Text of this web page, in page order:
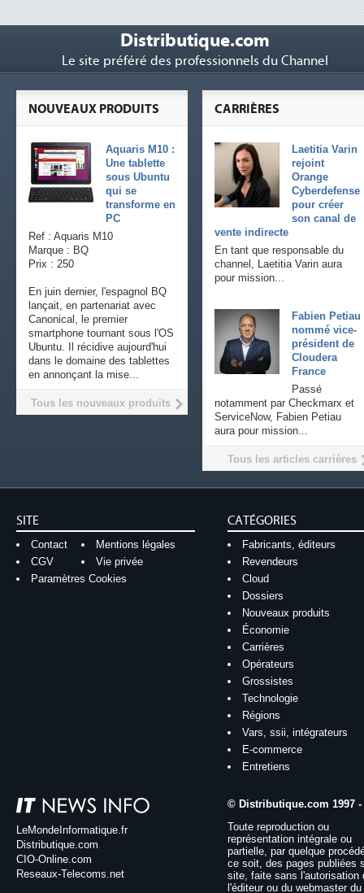
Distributique.com
Le site préféré des professionnels du Channel
CARRIÈRES
Laetitia Varin
rejoint
Orange
Cyberdefense
pour créer
son canal de
vente indirecte
En tant que responsable du
channel, Laetitia Varin aura
pour mission...
Fabien Petiau
nommé vice-
président de
Cloudera
France
Passé
notamment par Checkmarx et
ServiceNow, Fabien Petiau
aura pour mission...
Tous les articles carrières
NOUVEAUX PRODUITS
Aquaris M10 :
Une tablette
sous Ubuntu
qui se
transforme en
PC
Ref : Aquaris M10
Marque : BQ
Prix : 250
En juin dernier, l'espagnol BQ
lançait, en partenariat avec
Canonical, le premier
smartphone tournant sous l'OS
Ubuntu. Il récidive aujourd'hui
dans le domaine des tablettes
en annonçant la mise...
Tous les nouveaux produits
SITE
Contact
Mentions légales
CGV
Vie privée
Paramètres Cookies
CATÉGORIES
Fabricants, éditeurs
Revendeurs
Cloud
Dossiers
Nouveaux produits
Économie
Carrières
Opérateurs
Grossistes
Technologie
Régions
Vars, ssii, intégrateurs
E-commerce
Entretiens
LeMondeInformatique.fr
Distributique.com
CIO-Online.com
Reseaux-Telecoms.net
© Distributique.com 1997 -
Toute reproduction ou
représentation intégrale ou
partielle, par quelque
ce soit, des pages publiées
site, faite sans l'autorisation
l'éditeur ou du webmaster